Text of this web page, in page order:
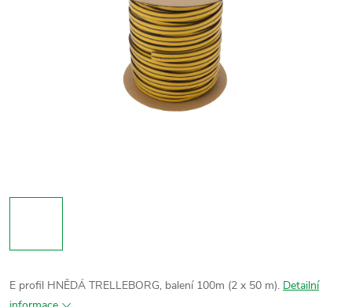
E profil HNĚDÁ TRELLEBORG, balení 100m (2 x 50 m). Detailní